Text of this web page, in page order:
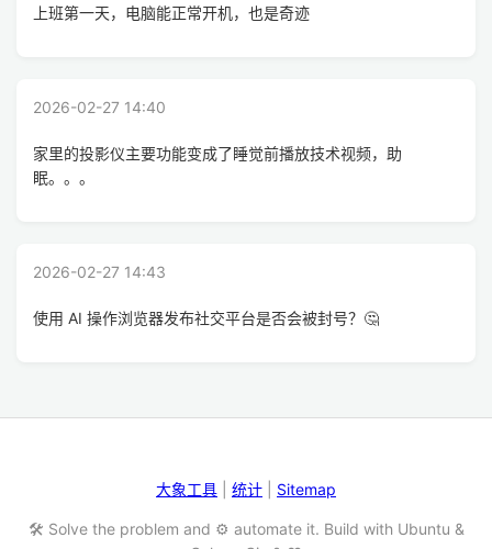
上班第一天，电脑能正常开机，也是奇迹
2026-02-27 14:40
家里的投影仪主要功能变成了睡觉前播放技术视频，助
眠。。。
2026-02-27 14:43
使用 AI 操作浏览器发布社交平台是否会被封号？🤔
大象工具 统计 Sitemap
🛠️ Solve the problem and ⚙️ automate it. Build with Ubuntu &